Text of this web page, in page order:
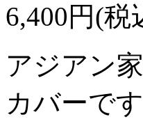
6,400円(税
アジアン
カバーで